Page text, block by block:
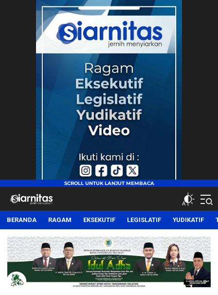
siarnitas
Jernih Menyiarkan
BERANDA RAGAM EKSEKUTIF LEGISLATIF YUDIKATIF